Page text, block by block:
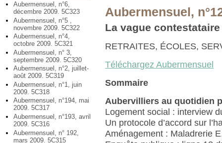
Aubermensuel, n°6,
décembre 2009. 5C323
Aubermensuel, n°5 ,
novembre 2009. 5C322
Aubermensuel, n°4,
octobre 2009. 5C321
Aubermensuel, n° 3,
septembre 2009. 5C320
Aubermensuel, n°2, juillet-
août 2009. 5C319
Aubermensuel, n°1, juin
2009. 5C318
Aubermensuel, n°194, mai
2009. 5C317
Aubermensuel, n°193, avril
2009. 5C316
Aubermensuel, n° 192,
mars 2009. 5C315
Aubermensuel,
La vague contestataire
RETRAITES, ÉCOLES,
Téléchargez Aubermensuel
Sommaire
Aubervilliers au quotidien
Logement social : interview
Un protocole d’accord sur
Aménagement : Maladrerie